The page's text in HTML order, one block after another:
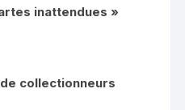
inattendues »
collectionneurs